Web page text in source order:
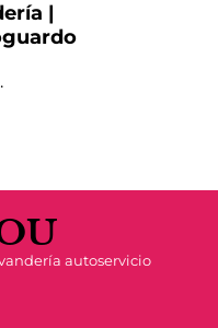
|
autoservicio